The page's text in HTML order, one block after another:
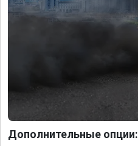
Дополнительные опции: